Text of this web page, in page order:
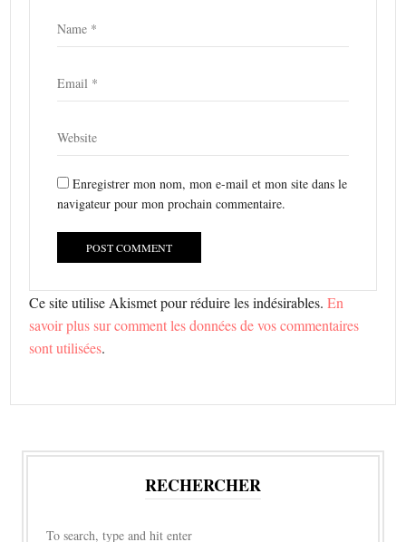
Enregistrer mon nom, mon e-mail et mon site dans le
navigateur pour mon prochain commentaire.
Ce site utilise Akismet pour réduire les indésirables.En
savoir plus sur comment les données de vos commentaires
sont utilisées.
RECHERCHER